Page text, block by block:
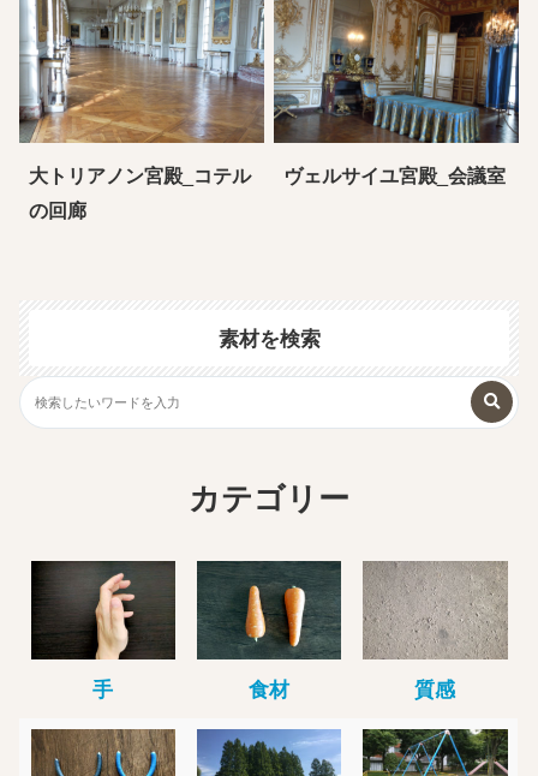
大トリアノン宮殿_コテル
の回廊
ヴェルサイユ宮殿_会議室
素材を検索
カテゴリー
手 食材 質感